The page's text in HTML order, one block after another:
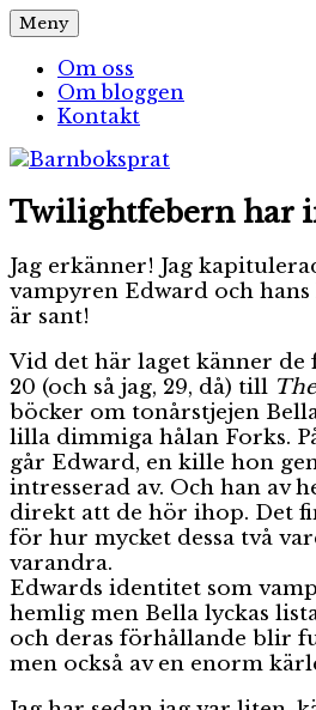
Hoppa
till
innehåll
Barnboksprat
– en blogg om barnböcker
Meny
Om oss
Om bloggen
Kontakt
Twilightfebern har
Jag erkänner! Jag
vampyren Edward och
är sant!
Vid det här laget känner de
20 (och så jag, 29, då) till
böcker om tonårstjejen
lilla dimmiga hålan Forks.
går Edward, en kille hon
intresserad av. Och han av
direkt att de hör ihop. Det
för hur mycket dessa två
varandra.
Edwards identitet som
hemlig men Bella lyckas
och deras förhållande blir
men också av en enorm